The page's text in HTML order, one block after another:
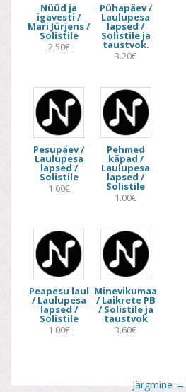
Nüüd ja
igavesti /
Mari Jürjens /
Solistile
2.50€
Pühapäev /
Laulupesa
lapsed /
Solistile ja
taustvok.
3.20€
Pesupäev /
Laulupesa
lapsed /
Solistile
1.00€
Pehmed
käpad /
Laulupesa
lapsed /
Solistile
1.00€
Peapesu laul
/ Laulupesa
lapsed /
Solistile
1.00€
Minevikumaa
/ Laikrete PB
/ Solistile ja
taustvok
3.60€
Järgmine→